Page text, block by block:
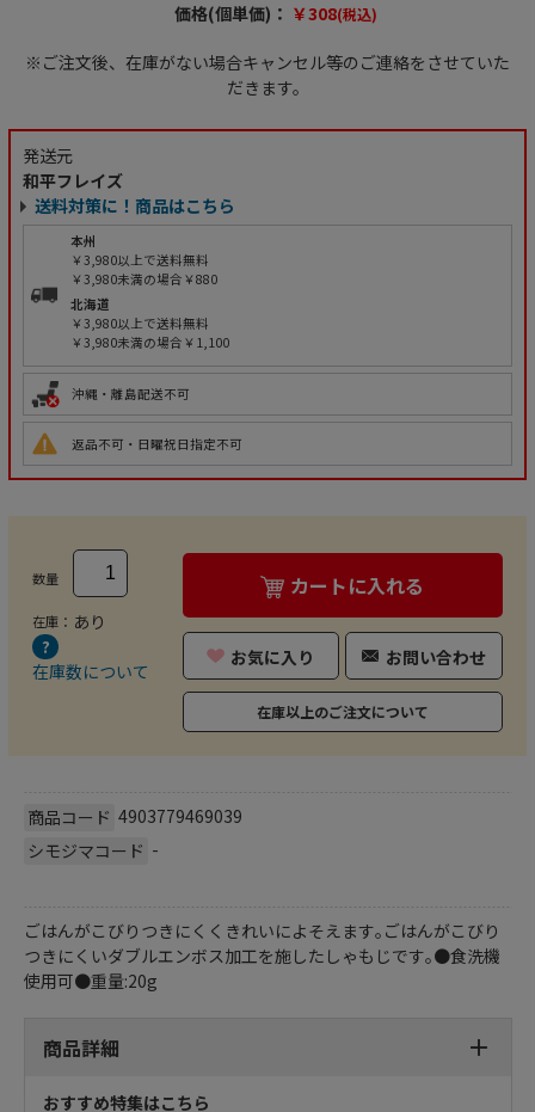
価格(個単価)： ￥308(税込)
※ご注文後、在庫がない場合キャンセル等のご連絡をさせていた
だきます。
発送元
和平フレイズ
送料対策に！商品はこちら
本州
￥3,980以上で送料無料
￥3,980未満の場合￥880
北海道
￥3,980以上で送料無料
￥3,980未満の場合￥1,100
沖縄・離島配送不可
返品不可・日曜祝日指定不可
数量
在庫： あり
在庫数について
カートに入れる
お気に入り お問い合わせ
在庫以上のご注文について
商品コード 4903779469039
シモジマコード -
ごはんがこびりつきにくくきれいによそえます｡ごはんがこびり
つきにくいダブルエンボス加工を施したしゃもじです｡●食洗機
使用可●重量:20g
商品詳細
おすすめ特集はこちら